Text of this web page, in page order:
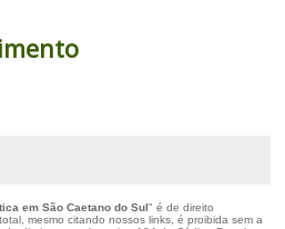
em São Caetano do Sul" é de direito
mesmo citando nossos links, é proibida sem a